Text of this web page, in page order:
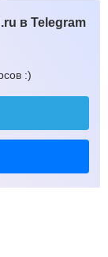
в Telegram
:)